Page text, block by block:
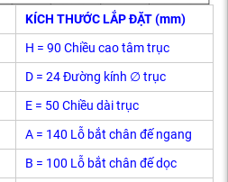
KÍCH THƯỚC LẮP ĐẶT (mm)
H = 90 Chiều cao tâm trục
D = 24 Đường kính ∅ trục
E = 50 Chiều dài trục
A = 140 Lỗ bắt chân đế ngang
B = 100 Lỗ bắt chân đế dọc